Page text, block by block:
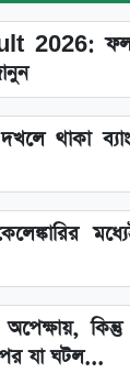
2026: ফল
থাকা
যা ঘটল...